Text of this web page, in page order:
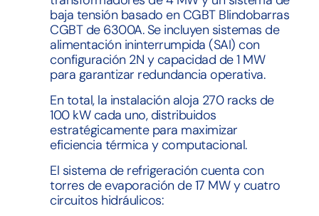
baja tensión basado en CGBT Blindobarras
CGBT de 6300A. Se incluyen sistemas de
alimentación ininterrumpida (SAI) con
configuración 2N y capacidad de 1 MW
para garantizar redundancia operativa.
En total, la instalación aloja 270 racks de
100 kW cada uno, distribuidos
estratégicamente para maximizar
eficiencia térmica y computacional.
El sistema de refrigeración cuenta con
torres de evaporación de 17 MW y cuatro
circuitos hidráulicos: